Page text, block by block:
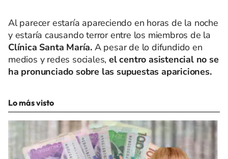
Al parecer estaría apareciendo en horas de la noche
y estaría causando terror entre los miembros de la
Clínica Santa María. A pesar de lo difundido en
medios y redes sociales,el centro asistencial no se
ha pronunciado sobre las supuestas apariciones.
Lo más visto